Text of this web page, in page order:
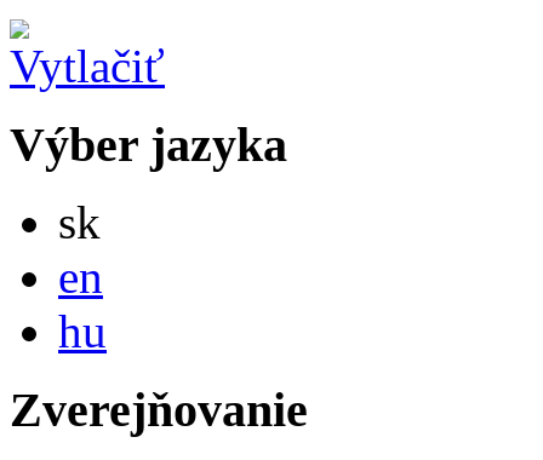
Výber jazyka
sk
en
hu
Zverejňovanie